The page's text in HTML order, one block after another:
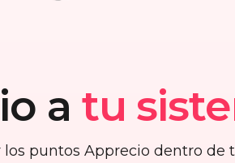
a tu
puntos Apprecio dentro de